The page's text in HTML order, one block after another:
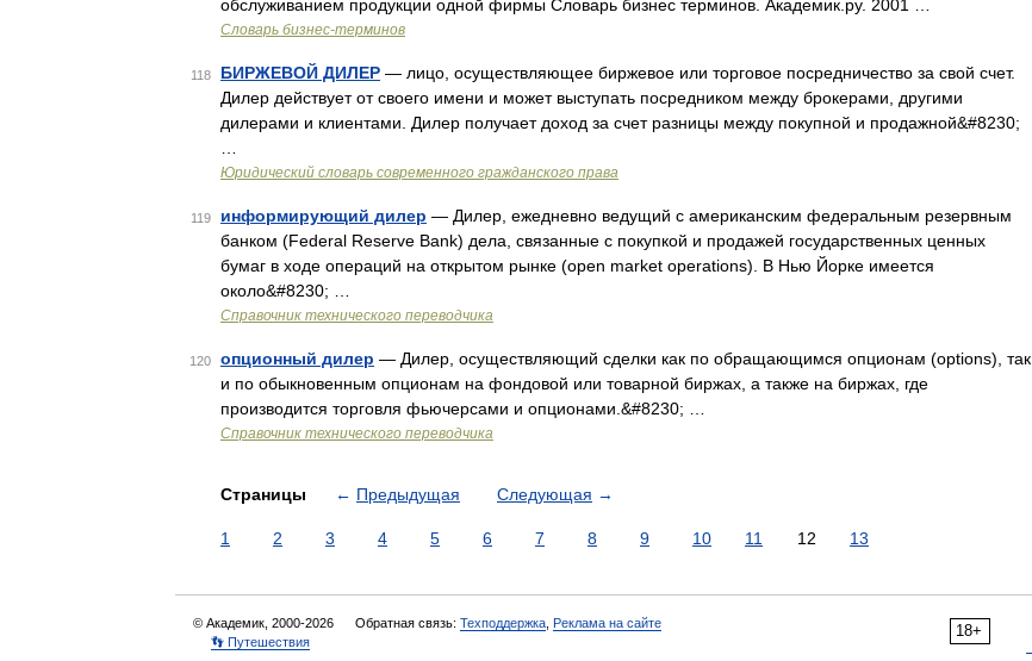
обслуживанием продукции одной фирмы Словарь бизнес терминов. Академик.ру. 2001 …
Словарь бизнес-терминов
118 БИРЖЕВОЙ ДИЛЕР — лицо, осуществляющее биржевое или торговое посредничество за свой счет.
Дилер действует от своего имени и может выступать посредником между брокерами, другими
дилерами и клиентами. Дилер получает доход за счет разницы между покупной и продажной&#8230;
Юридический словарь современного гражданского права
119 информирующий дилер — Дилер, ежедневно ведущий с американским федеральным резервным
банком (Federal Reserve Bank) дела, связанные с покупкой и продажей государственных ценных
бумаг в ходе операций на открытом рынке (open market operations). В Нью Йорке имеется
около&#8230; …
Справочник технического переводчика
120 опционный дилер — Дилер, осуществляющий сделки как по обращающимся опционам (options), так
и по обыкновенным опционам на фондовой или товарной биржах, а также на биржах, где
производится торговля фьючерсами и опционами.&#8230; …
Справочник технического переводчика
Страницы ← Предыдущая Следующая →
1 2 3 4 5 6 7 8 9 10 11 12 13
18+
© Академик, 2000-2026 Обратная связь: Техподдержка Реклама на сайте
👣 Путешествия